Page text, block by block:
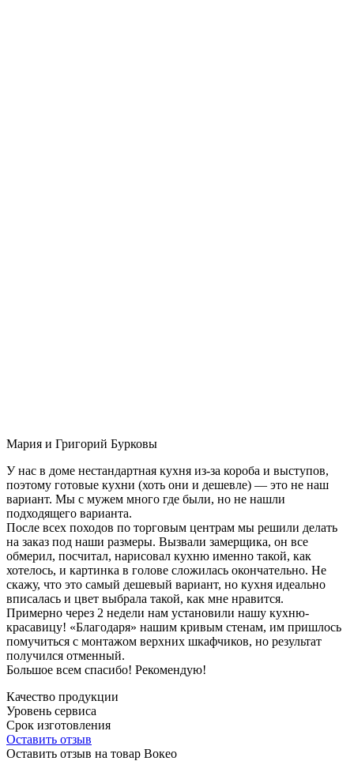
Мария и Григорий Бурковы
У нас в доме нестандартная кухня из-за короба и выступов,
поэтому готовые кухни (хоть они и дешевле) — это не наш
вариант. Мы с мужем много где были, но не нашли
подходящего варианта.
После всех походов по торговым центрам мы решили делать
на заказ под наши размеры. Вызвали замерщика, он все
обмерил, посчитал, нарисовал кухню именно такой, как
хотелось, и картинка в голове сложилась окончательно. Не
скажу, что это самый дешевый вариант, но кухня идеально
вписалась и цвет выбрала такой, как мне нравится.
Примерно через 2 недели нам установили нашу кухню-
красавицу! «Благодаря» нашим кривым стенам, им пришлось
помучиться с монтажом верхних шкафчиков, но результат
получился отменный.
Большое всем спасибо! Рекомендую!
Качество продукции
Уровень сервиса
Срок изготовления
Оставить отзыв
Оставить отзыв на товар Вокео